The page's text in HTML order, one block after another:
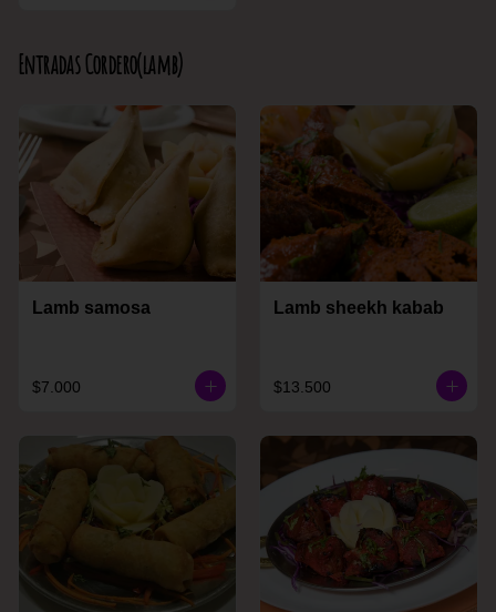
Entradas Cordero(lamb)
Lamb samosa
$7.000
Lamb sheekh kabab
$13.500